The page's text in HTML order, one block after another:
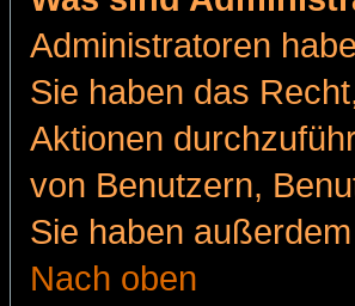
Administratoren
Sie haben das
Aktionen
von Benutzern,
Sie haben
Nach oben